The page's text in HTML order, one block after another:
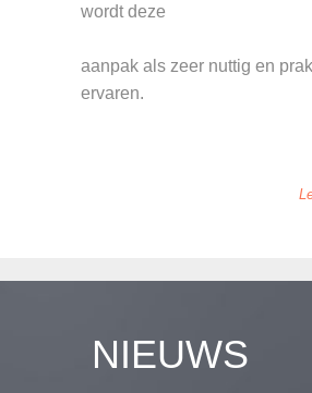
wordt
aanpak als zeer nuttig en
ervaren.
NIEUWS